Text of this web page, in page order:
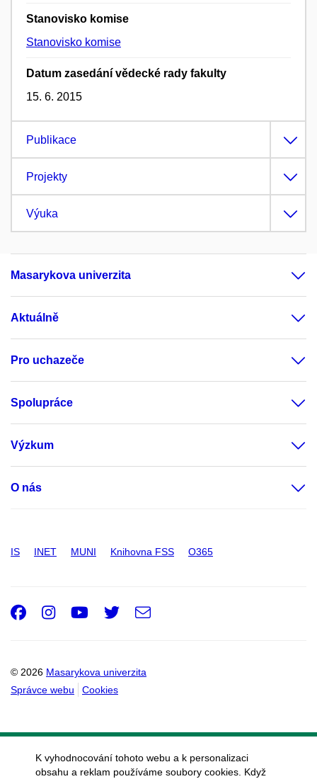
Stanovisko komise
Stanovisko komise
Datum zasedání vědecké rady fakulty
15. 6. 2015
Publikace
Projekty
Výuka
Masarykova univerzita
Aktuálně
Pro uchazeče
Spolupráce
Výzkum
O nás
IS INET MUNI Knihovna FSS O365
© 2026 Masarykova univerzita
Správce webu
Cookies
Facebook
Instagram
Youtube
Twitter
e-
K vyhodnocování tohoto webu a k personalizaci
obsahu a reklam používáme soubory cookies. Když